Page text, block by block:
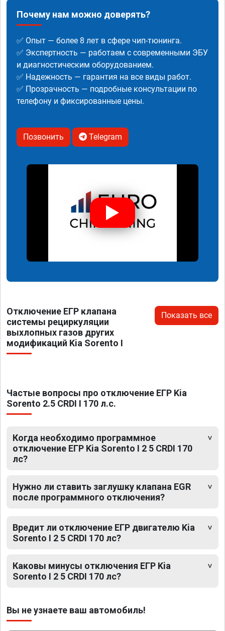
Почему нам можно доверять?
✅ Опыт — более 8 лет в сфере чип-тюнинга.
✅ Экспертность — работаем с современными ЭБУ
и диагностическим оборудованием.
✅ Надежность — гарантия на все виды работ.
✅ Прозрачность — подробные консультации по
телефону и фиксированные цены.
Позвонить Telegram
Отключение ЕГР клапана
системы рециркуляции
выхлопных газов других
модификаций Kia Sorento I
Показать все
Частые вопросы про отключение ЕГР Kia
Sorento 2.5 CRDI I 170 л.с.
Когда необходимо программное
отключение ЕГР Kia Sorento I 2 5 CRDI 170
лс?
Нужно ли ставить заглушку клапана EGR
после программного отключения?
Вредит ли отключение ЕГР двигателю Kia
Sorento I 2 5 CRDI 170 лс?
Каковы минусы отключения ЕГР Kia
Sorento I 2 5 CRDI 170 лс?
Вы не узнаете ваш автомобиль!